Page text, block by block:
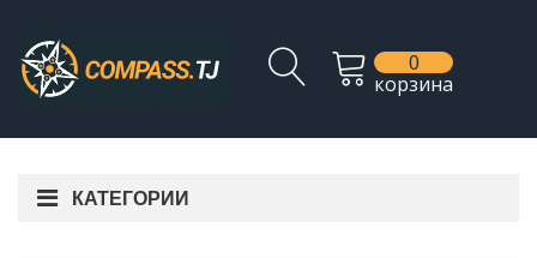
0
корзина
КАТЕГОРИИ